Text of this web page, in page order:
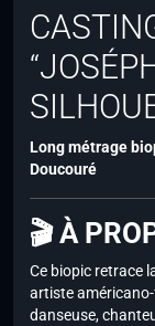
Long métrage
Doucouré
🎬 À
Ce biopic retrace
artiste
danseuse,